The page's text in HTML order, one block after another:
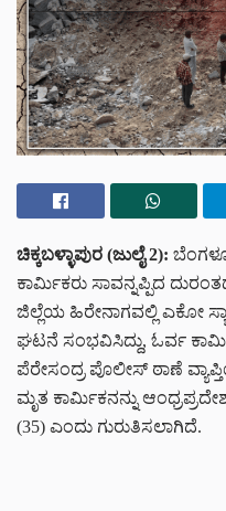
ಚಿಕ್ಕಬಳ್ಳಾಪುರ (ಜುಲೈ 2):
ಕಾರ್ಮಿಕರು ಸಾವನ್ನಪ್ಪಿದ
ಜಿಲ್ಲೆಯ ಹಿರೇನಾಗವಲ್ಲಿ ಎಕೋ
ಘಟನೆ ಸಂಭವಿಸಿದ್ದು, ಓರ್ವ
ಪೆರೇಸಂದ್ರ ಪೊಲೀಸ್ ಠಾಣೆ
ಮೃತ ಕಾರ್ಮಿಕನನ್ನು
(35) ಎಂದು ಗುರುತಿಸಲಾಗಿದೆ.